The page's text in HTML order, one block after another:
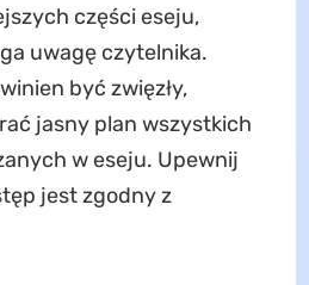
części eseju,
uwagę czytelnika.
być zwięzły,
jasny plan wszystkich
w eseju. Upewnij
jest zgodny z